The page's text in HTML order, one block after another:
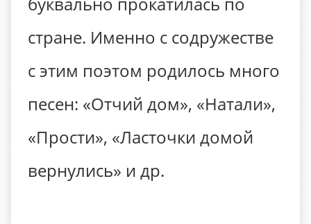
стране. Именно с содружестве
с этим поэтом родилось много
песен: «Отчий дом», «Натали»,
«Прости», «Ласточки домой
вернулись» и др.